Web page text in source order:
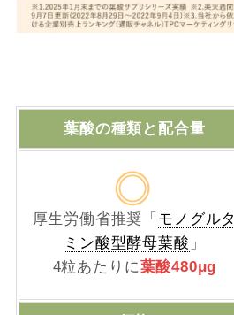
葉酸の種類と配合量
厚生労働省推奨「 モノグルタ
ミン酸型酵母葉酸 」
4粒あたりに葉酸480μg